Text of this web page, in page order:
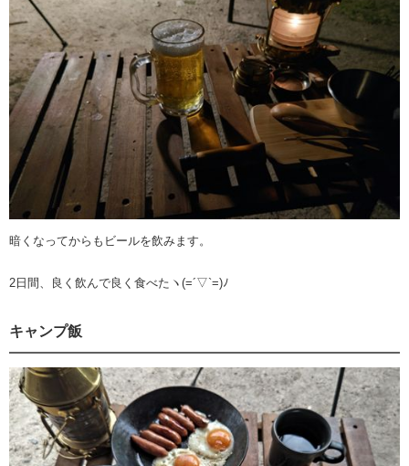
暗くなってからもビールを飲みます。
2日間、良く飲んで良く食べたヽ(=´▽`=)ﾉ
キャンプ飯